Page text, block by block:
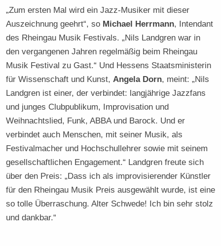
„Zum ersten Mal wird ein Jazz-Musiker mit dieser
Auszeichnung geehrt“, so Michael Herrmann, Intendant
des Rheingau Musik Festivals. „Nils Landgren war in
den vergangenen Jahren regelmäßig beim Rheingau
Musik Festival zu Gast.“ Und Hessens Staatsministerin
für Wissenschaft und Kunst,Angela Dorn, meint: „Nils
Landgren ist einer, der verbindet: langjährige Jazzfans
und junges Clubpublikum, Improvisation und
Weihnachtslied, Funk, ABBA und Barock. Und er
verbindet auch Menschen, mit seiner Musik, als
Festivalmacher und Hochschullehrer sowie mit seinem
gesellschaftlichen Engagement.“ Landgren freute sich
über den Preis: „Dass ich als improvisierender Künstler
für den Rheingau Musik Preis ausgewählt wurde, ist eine
so tolle Überraschung. Alter Schwede! Ich bin sehr stolz
und dankbar.“